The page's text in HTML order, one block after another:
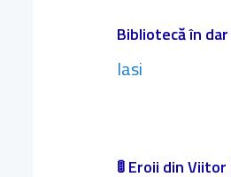
Bibliotecă în dar
Iasi
🚦 Eroii din